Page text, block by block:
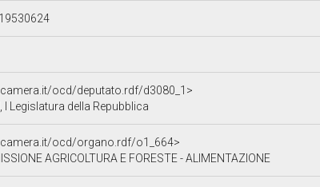
ocd/deputato.rdf/d3080_1>
I Legislatura della Repubblica
ocd/organo.rdf/o1_664>
AGRICOLTURA E FORESTE - ALIMENTAZIONE